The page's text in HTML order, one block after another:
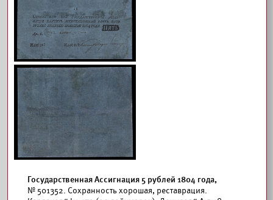
Государственная Ассигнация 5 рублей 1804 года,
№ 501352. Сохранность хорошая, реставрация.